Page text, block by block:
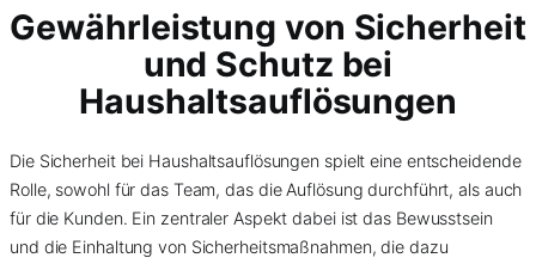
Gewährleistung von Sicherheit
und Schutz bei
Haushaltsauflösungen
Die Sicherheit bei Haushaltsauflösungen spielt eine entscheidende
Rolle, sowohl für das Team, das die Auflösung durchführt, als auch
für die Kunden. Ein zentraler Aspekt dabei ist das Bewusstsein
und die Einhaltung von Sicherheitsmaßnahmen, die dazu